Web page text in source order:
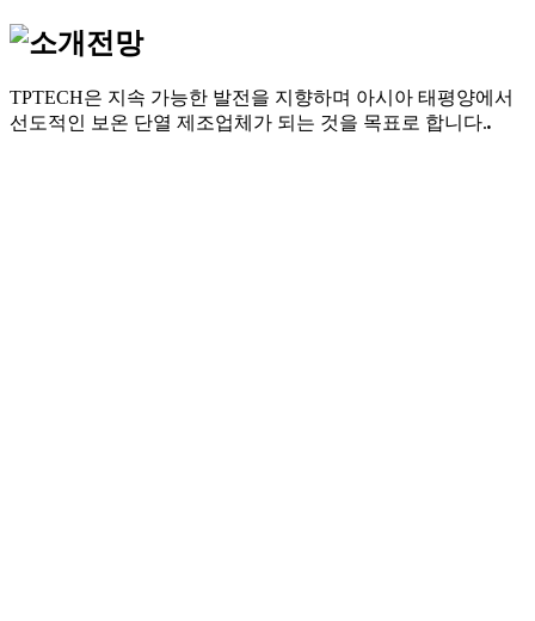
전망
TPTECH은 지속 가능한 발전을 지향하며 아시아 태평양에서
선도적인 보온 단열 제조업체가 되는 것을 목표로 합니다..